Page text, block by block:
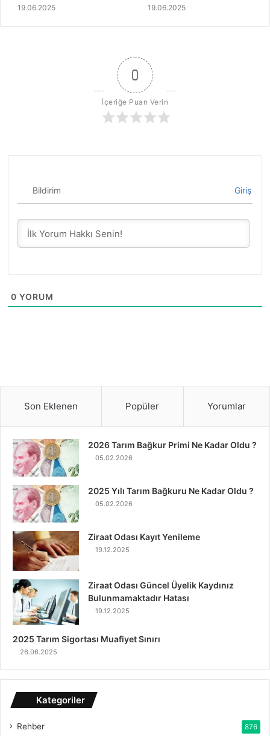
19.06.2025 19.06.2025
0
İçeriğe Puan Verin
Bildirim Giriş
0 YORUM
Son Eklenen Popüler Yorumlar
2026 Tarım Bağkur Primi Ne Kadar Oldu ?
05.02.2026
2025 Yılı Tarım Bağkuru Ne Kadar Oldu ?
05.02.2026
Ziraat Odası Kayıt Yenileme
19.12.2025
Ziraat Odası Güncel Üyelik Kaydınız
Bulunmamaktadır Hatası
19.12.2025
2025 Tarım Sigortası Muafiyet Sınırı
26.06.2025
Kategoriler
Rehber 876